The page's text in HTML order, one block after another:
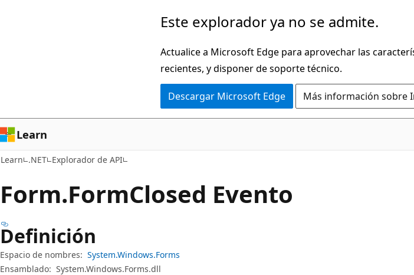
página
Este explorador ya no se admite.
Actualice a Microsoft Edge para aprovechar las
recientes, y disponer de soporte técnico.
Descargar Microsoft Edge Más información sobre
Learn
Learn .NET Explorador de API
Form.FormClosed Evento
Definición
Espacio de nombres: System.Windows.Forms
Ensamblado: System.Windows.Forms.dll